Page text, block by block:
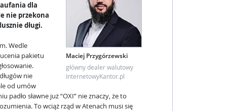
Maciej Przygórzewski
główny dealer walutowy
InternetowyKantor.pl
dla
nie przekona
długi.
Wedle
pakietu
nie
od umów
padło sławne już “OXI” nie znaczy, że to
To wciąż rząd w Atenach musi się